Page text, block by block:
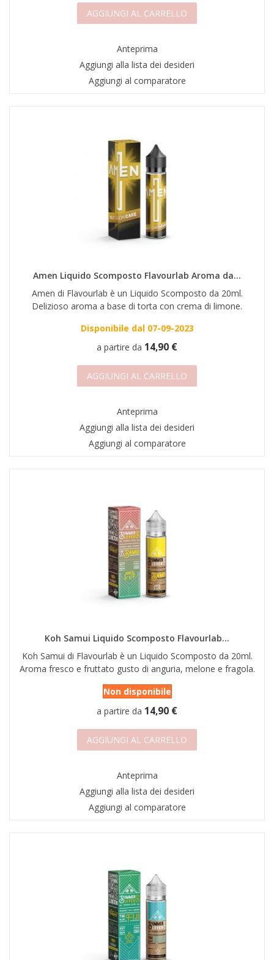
AGGIUNGI AL CARRELLO
Anteprima
Aggiungi alla lista dei desideri
Aggiungi al comparatore
Amen Liquido Scomposto Flavourlab Aroma da...
Amen di Flavourlab è un Liquido Scomposto da 20ml.
Delizioso aroma a base di torta con crema di limone.
Disponibile dal 07-09-2023
a partire da 14,90 €
AGGIUNGI AL CARRELLO
Anteprima
Aggiungi alla lista dei desideri
Aggiungi al comparatore
Koh Samui Liquido Scomposto Flavourlab...
Koh Samui di Flavourlab è un Liquido Scomposto da 20ml.
Aroma fresco e fruttato gusto di anguria, melone e fragola.
Non disponibile
a partire da 14,90 €
AGGIUNGI AL CARRELLO
Anteprima
Aggiungi alla lista dei desideri
Aggiungi al comparatore